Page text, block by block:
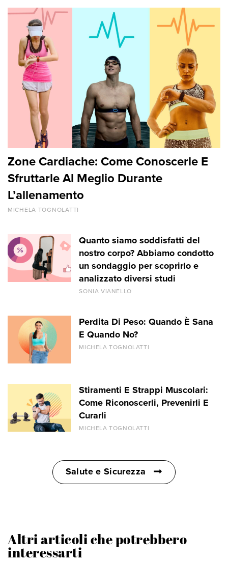
Zone Cardiache: Come Conoscerle E
Sfruttarle Al Meglio Durante
L’allenamento
MICHELA TOGNOLATTI
Quanto siamo soddisfatti del
nostro corpo? Abbiamo condotto
un sondaggio per scoprirlo e
analizzato diversi studi
SONIA VIANELLO
Perdita Di Peso: Quando È Sana
E Quando No?
MICHELA TOGNOLATTI
Stiramenti E Strappi Muscolari:
Come Riconoscerli, Prevenirli E
Curarli
MICHELA TOGNOLATTI
Salute e Sicurezza
Altri articoli che potrebbero
interessarti